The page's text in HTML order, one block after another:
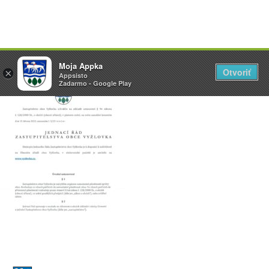
Přeskočit
na
obsah
×
Vyžlovka
AppSisto
- In Google Play
Otevřít
×
Moja Appka
Appsisto
Zadarmo - Google Play
Otvoriť